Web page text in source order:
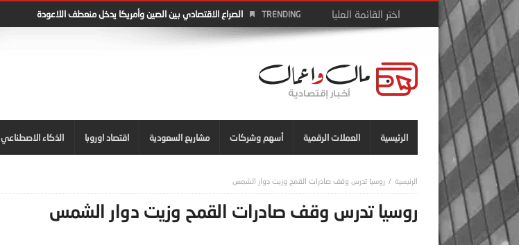
TRENDING الصراع الاقتصادي بين الصين وأمريكا يدخل منعطف اللاعودة
الرئيسية العملات الرقمية أسهم وشركات مشاريع السعودية اقتصاد اوروبا الذكاء الاصطناعي
روسيا تدرس وقف صادرات القمح وزيت دوار الشمس
روسيا تدرس وقف صادرات القمح وزيت دوار الشمس